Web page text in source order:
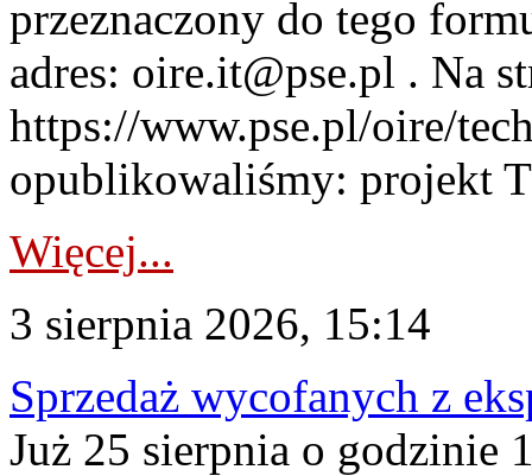
przeznaczony do tego
adres: oire.it@pse.pl . Na
https://www.pse.pl/oire/
opublikowaliśmy: projekt
Więcej...
3 sierpnia 2026, 15:14
Sprzedaż wycofanych z
Już 25 sierpnia o godzinie